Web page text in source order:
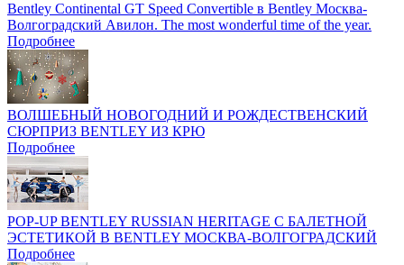
Bentley Continental GT Speed Convertible в Bentley Москва-
Волгоградский Авилон. The most wonderful time of the year.
Подробнее
ВОЛШЕБНЫЙ НОВОГОДНИЙ И РОЖДЕСТВЕНСКИЙ
СЮРПРИЗ BENTLEY ИЗ КРЮ
Подробнее
POP-UP BENTLEY RUSSIAN HERITAGE С БАЛЕТНОЙ
ЭСТЕТИКОЙ В BENTLEY МОСКВА-ВОЛГОГРАДСКИЙ
Подробнее